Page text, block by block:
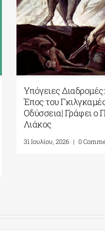
Υπόγειες
Έπος του
Οδύσσεια|
Λιάκος
31 Ιουλίου, 2026 |